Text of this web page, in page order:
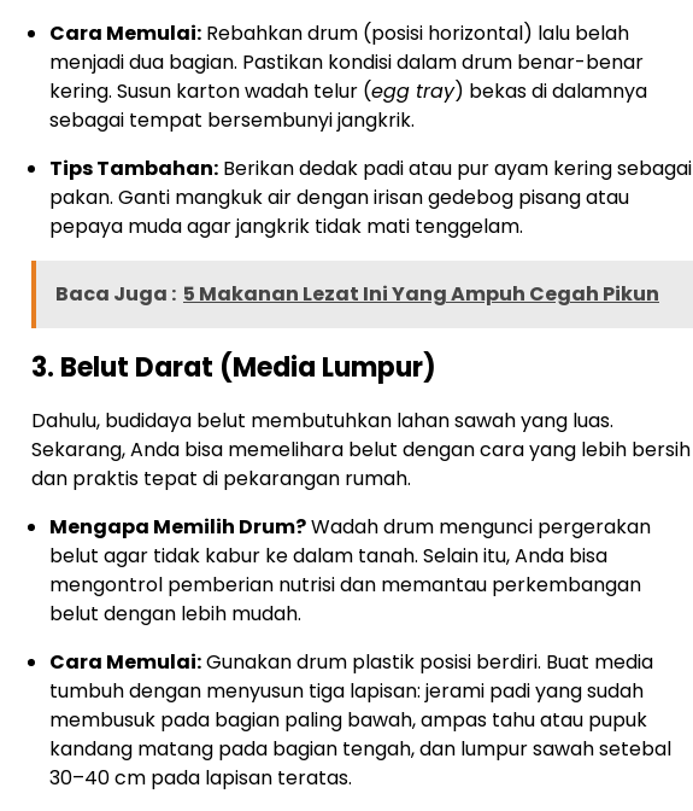
Cara Memulai: Rebahkan drum (posisi horizontal) lalu belah
menjadi dua bagian. Pastikan kondisi dalam drum benar-benar
kering. Susun karton wadah telur (egg tray) bekas di dalamnya
sebagai tempat bersembunyi jangkrik.
Tips Tambahan: Berikan dedak padi atau pur ayam kering sebagai
pakan. Ganti mangkuk air dengan irisan gedebog pisang atau
pepaya muda agar jangkrik tidak mati tenggelam.
Baca Juga : 5 Makanan Lezat Ini Yang Ampuh Cegah Pikun
3. Belut Darat (Media Lumpur)
Dahulu, budidaya belut membutuhkan lahan sawah yang luas.
Sekarang, Anda bisa memelihara belut dengan cara yang lebih bersih
dan praktis tepat di pekarangan rumah.
Mengapa Memilih Drum?Wadah drum mengunci pergerakan
belut agar tidak kabur ke dalam tanah. Selain itu, Anda bisa
mengontrol pemberian nutrisi dan memantau perkembangan
belut dengan lebih mudah.
Cara Memulai:Gunakan drum plastik posisi berdiri. Buat media
tumbuh dengan menyusun tiga lapisan: jerami padi yang sudah
membusuk pada bagian paling bawah, ampas tahu atau pupuk
kandang matang pada bagian tengah, dan lumpur sawah setebal
30–40 cm pada lapisan teratas.